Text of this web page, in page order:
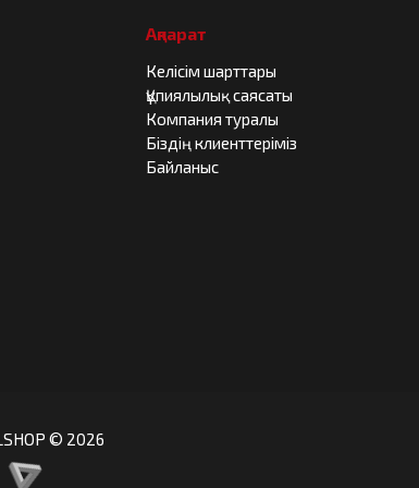
Ақпарат
Келісім шарттары
Құпиялылық саясаты
Компания туралы
Біздің клиенттеріміз
Байланыс
© 2026